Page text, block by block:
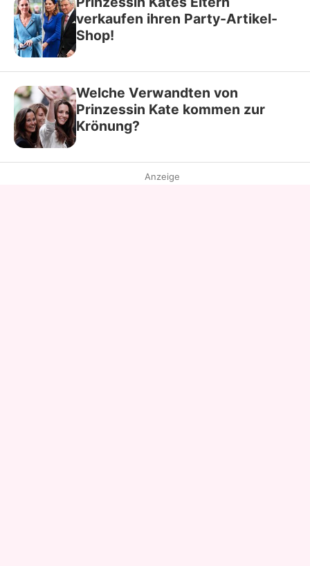
verkaufen ihren Party-Artikel-
Shop!
Welche Verwandten von
Prinzessin Kate kommen zur
Krönung?
Anzeige